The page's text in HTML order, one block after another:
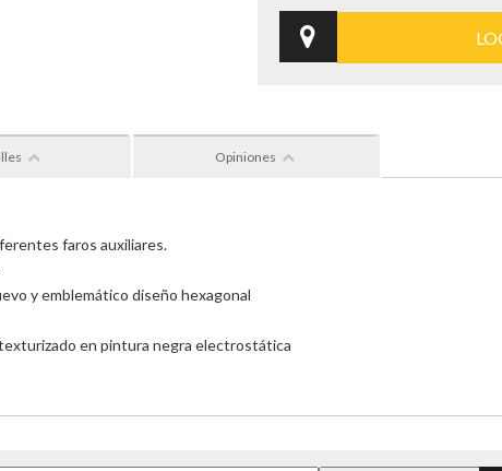
Opiniones
faros auxiliares.
y emblemático diseño hexagonal
en pintura negra electrostática